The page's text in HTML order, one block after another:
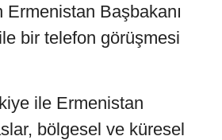
Başbakanı
bir telefon görüşmesi
ile Ermenistan
bölgesel ve küresel